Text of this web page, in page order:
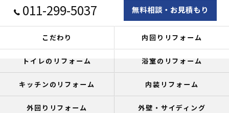
011-299-5037 無料相談・お見積もり
こだわり 内回りリフォーム
トイレのリフォーム 浴室のリフォーム
キッチンのリフォーム 内装リフォーム
外回りリフォーム 外壁・サイディング